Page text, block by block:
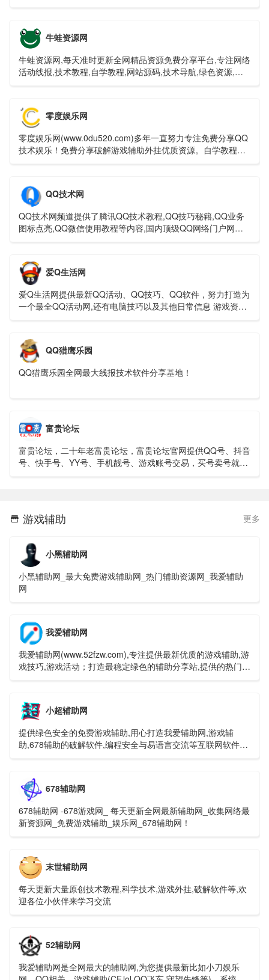
牛蛙资源网
牛蛙资源网,每天准时更新全网精品资源免费分享平台,专注网络
活动线报,技术教程,自学教程,网站源码,技术导航,绿色资源,包
零度娱乐网
零度娱乐网(www.0du520.com)多年一直努力专注免费分享QQ
技术娱乐！免费分享破解游戏辅助外挂优质资源。自学教程网
竟在零度娱乐网。
QQ技术网
QQ技术网频道提供了腾讯QQ技术教程,QQ技巧秘籍,QQ业务
图标点亮,QQ微信使用教程等内容,国内顶级QQ网络门户网
爱Q生活网
爱Q生活网提供最新QQ活动、QQ技巧、QQ软件，努力打造为
一个最全QQ活动网,还有电脑技巧以及其他日常信息 游戏资讯
QQ猎鹰乐园
QQ猎鹰乐园全网最大线报技术软件分享基地！
富贵论坛
富贵论坛，二十年老富贵论坛，富贵论坛官网提供QQ号、抖音
号、快手号、YY号、手机靓号、游戏账号交易，买号卖号就上
 游戏辅助 更多
小黑辅助网
小黑辅助网_最大免费游戏辅助网_热门辅助资源网_我爱辅助
网
我爱辅助网
我爱辅助网(www.52fzw.com),专注提供最新优质的游戏辅助,游
戏技巧,游戏活动；打造最稳定绿色的辅助分享站,提供的热门游
小超辅助网
提供绿色安全的免费游戏辅助,用心打造我爱辅助网,游戏辅
助,678辅助的破解软件,编程安全与易语言交流等互联网软件资
678辅助网
678辅助网 -678游戏网_ 每天更新全网最新辅助网_收集网络最
新资源网_免费游戏辅助_娱乐网_678辅助网！
末世辅助网
每天更新大量原创技术教程,科学技术,游戏外挂,破解软件等,欢
迎各位小伙伴来学习交流
52辅助网
我爱辅助网是全网最大的辅助网,为您提供最新比如小刀娱乐